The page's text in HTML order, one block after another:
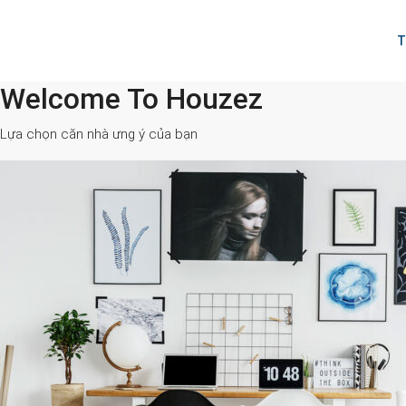
Welcome To Houzez
Lựa chọn căn nhà ưng ý của bạn